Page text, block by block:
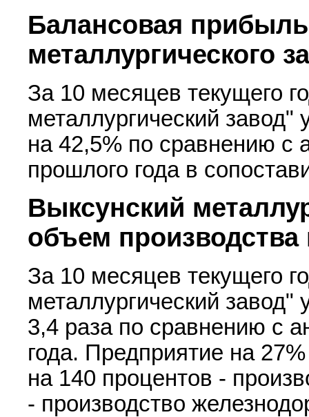
Балансовая прибыль
металлургического
За 10 месяцев текущего
металлургический
на 42,5% по сравнению с
прошлого года в
Выксунский
объем производства
За 10 месяцев текущего
металлургический
3,4 раза по сравнению с
года. Предприятие на
на 140 процентов -
- производство